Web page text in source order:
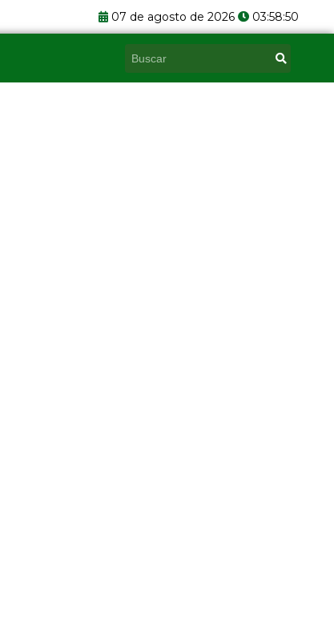
07 de agosto de 2026 03:58:51